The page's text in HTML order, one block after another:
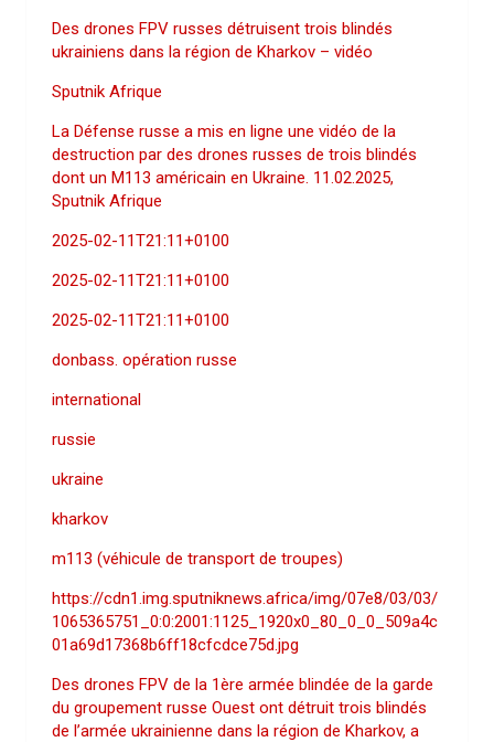
Des drones FPV russes détruisent trois blindés
ukrainiens dans la région de Kharkov – vidéo
Sputnik Afrique
La Défense russe a mis en ligne une vidéo de la
destruction par des drones russes de trois blindés
dont un M113 américain en Ukraine. 11.02.2025,
Sputnik Afrique
2025-02-11T21:11+0100
2025-02-11T21:11+0100
2025-02-11T21:11+0100
donbass. opération russe
international
russie
ukraine
kharkov
m113 (véhicule de transport de troupes)
https://cdn1.img.sputniknews.africa/img/07e8/03/03/
1065365751_0:0:2001:1125_1920x0_80_0_0_509a4c
01a69d17368b6ff18cfcdce75d.jpg
Des drones FPV de la 1ère armée blindée de la garde
du groupement russe Ouest ont détruit trois blindés
de l’armée ukrainienne dans la région de Kharkov, a